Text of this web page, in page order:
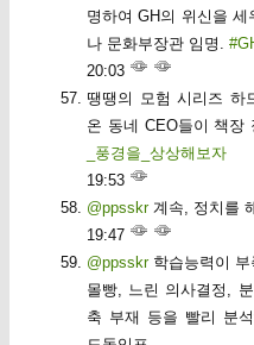
명하여 GH의 위신을 세
나 문화부장관 임명.
20:03
땡땡의 모험 시리즈 하
온 동네 CEO들이 책
_풍경을_상상해보자
19:53
@ppsskr계속, 정치를
19:47
@ppsskr학습능력이 부
몰빵, 느린 의사결정,
축 부재 등을 빨리 분